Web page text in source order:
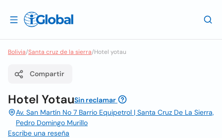
Bolivia/Santa cruz de la sierra/Hotel yotau
Compartir
Hotel YotauSin reclamar
Av. San Martín No 7 Barrio Equipetrol | Santa Cruz De La Sierra,
Pedro Domingo Murillo
Escribe una reseña